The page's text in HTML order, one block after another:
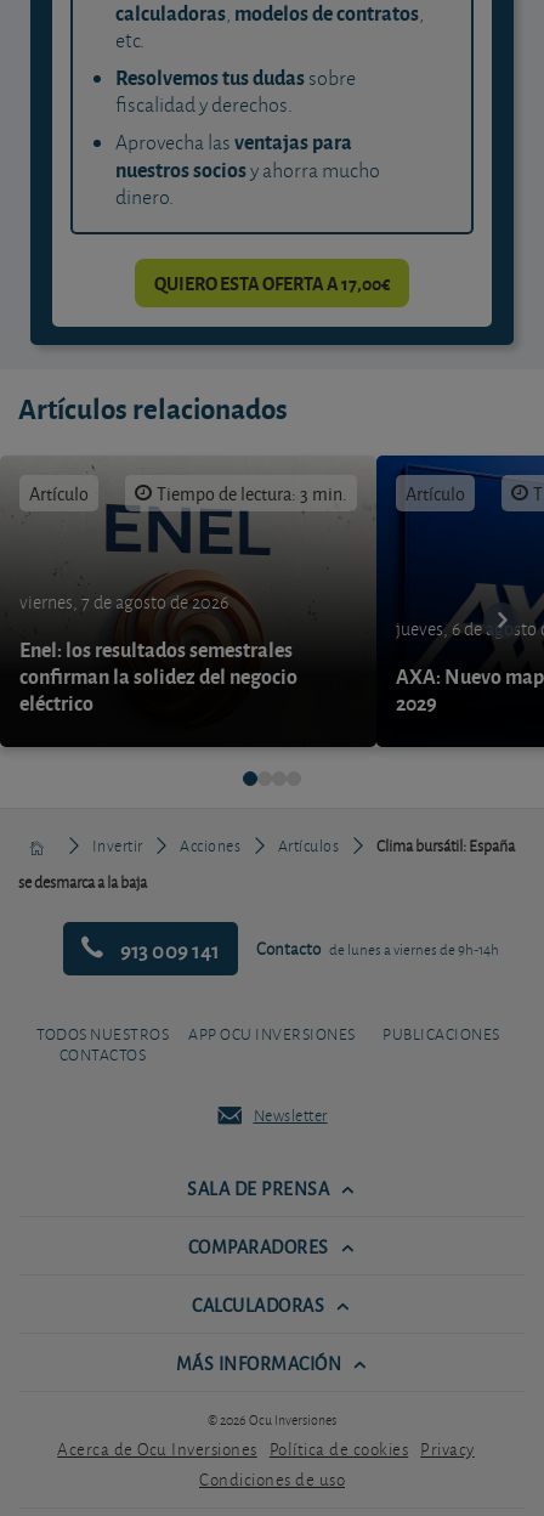
calculadoras, modelos de contratos,
etc.
Resolvemos tus dudassobre
fiscalidad y derechos.
Aprovecha lasventajas para
nuestros sociosy ahorra mucho
dinero.
QUIERO ESTA OFERTA A 17,00€
Artículos relacionados
Artículo Tiempo de lectura: 3 min.
viernes, 7 de agosto de 2026
Enel: los resultados semestrales
confirman la solidez del negocio
eléctrico
Artículo
jueves, 6 de agosto
AXA: Nuevo
2029
Invertir Acciones Artículos
Clima bursátil: España
se desmarca a la baja
913 009 141 Contacto de lunes a viernes de 9h-14h
TODOS NUESTROS
CONTACTOS
APP OCU INVERSIONES PUBLICACIONES
Newsletter
SALA DE PRENSA
COMPARADORES
CALCULADORAS
MÁS INFORMACIÓN
© 2026 Ocu Inversiones
Acerca de Ocu Inversiones Política de cookies Privacy
Condiciones de uso